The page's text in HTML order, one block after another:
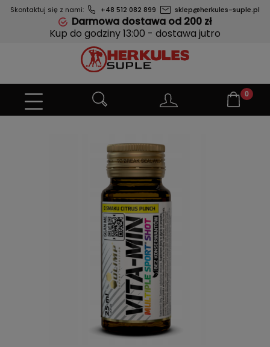
Skontaktuj się z nami: +48 512 082 899 sklep@herkules-suple.pl
Darmowa dostawa od 200 zł
Kup do godziny 13:00 - dostawa jutro